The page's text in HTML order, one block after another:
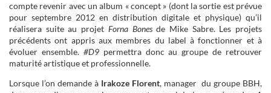
compte revenir avec un album « concept » (dont la sortie est prévue
pour septembre 2012 en distribution digitale et physique) qu’il
réalisera suite au projet Forna Bonesde Mike Sabre. Les projets
précédents ont appris aux membres du label à fonctionner et à
évoluer ensemble. #D9permettra donc au groupe de retrouver
maturité artistique et professionnelle.
Lorsque l’on demande à Irakoze Florent, manager du groupe BBH,